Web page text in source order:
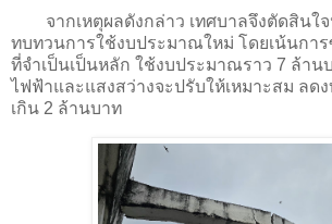
จากเหตุผลดังกล่าว เทศบาลจึงตัดสินใ
ทบทวนการใช้งบประมาณใหม่ โดยเน้นกา
ที่จำเป็นเป็นหลัก ใช้งบประมาณราว 7 ล้าน
ไฟฟ้าและแสงสว่างจะปรับให้เหมาะสม ลด
เกิน 2 ล้านบาท